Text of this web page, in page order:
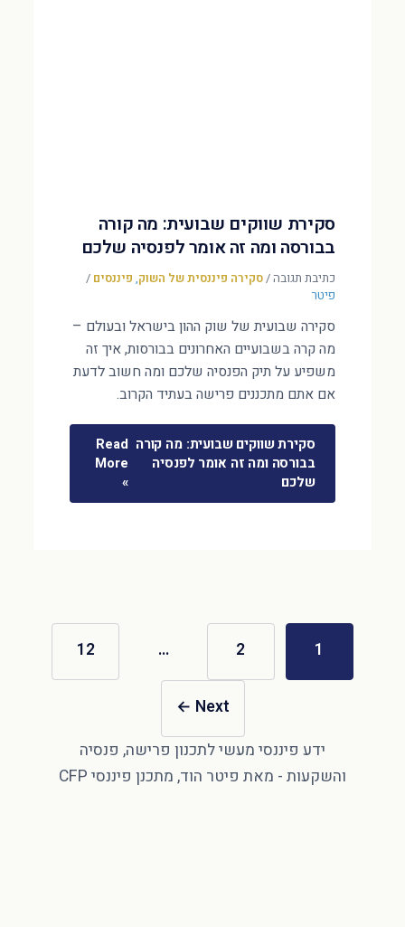
סקירת שווקים שבועית: מה קורה
בבורסה ומה זה אומר לפנסיה שלכם
כתיבת תגובה/סקירה פיננסית של השוק, פיננסים /
פיטר
סקירה שבועית של שוק ההון בישראל ובעולם –
מה קרה בשבועיים האחרונים בבורסות, איך זה
משפיע על תיק הפנסיה שלכם ומה חשוב לדעת
אם אתם מתכננים פרישה בעתיד הקרוב.
סקירת שווקים שבועית: מה קורה
בבורסה ומה זה אומר לפנסיה
שלכם
Read
More
»
1
2
…
12
Next
←